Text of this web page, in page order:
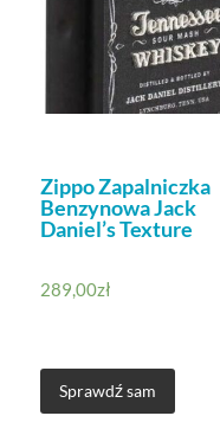
Zippo Zapalniczka
Benzynowa Jack
Daniel’s Texture
289,00zł
Sprawdź sam